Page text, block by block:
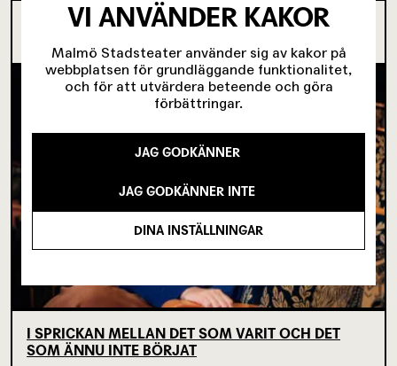
OM TOVE DITLEVSEN OCH
I SPRICKAN MELLAN DET SOM VARIT OCH DET
SOM ÄNNU INTE BÖRJAT
VI ANVÄNDER KAKOR
Malmö Stadsteater använder sig av kakor på
webbplatsen för grundläggande funktionalitet,
och för att utvärdera beteende och göra
förbättringar.
JAG GODKÄNNER
JAG GODKÄNNER INTE
DINA INSTÄLLNINGAR